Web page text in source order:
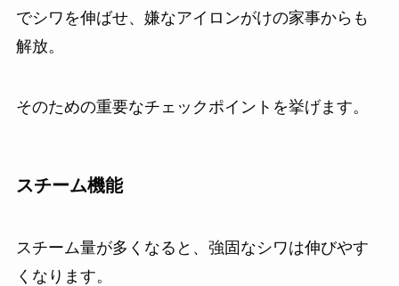
でシワを伸ばせ、嫌なアイロンがけの家事からも
解放。
そのための重要なチェックポイントを挙げます。
スチーム機能
スチーム量が多くなると、強固なシワは伸びやす
くなります。